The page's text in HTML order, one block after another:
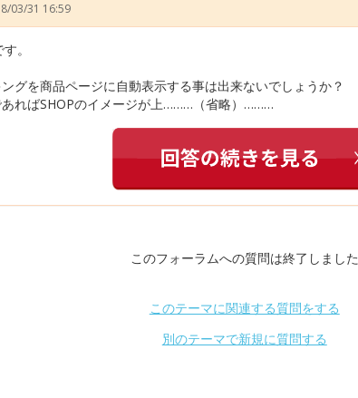
03/31 16:59
。
グを商品ページに自動表示する事は出来ないでしょうか？
あればSHOPのイメージが上………（省略）………
このフォーラムへの質問は終了しました
このテーマに関連する質問をする
別のテーマで新規に質問する